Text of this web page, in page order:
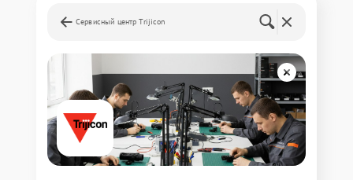
Сервисный центр Trijicon